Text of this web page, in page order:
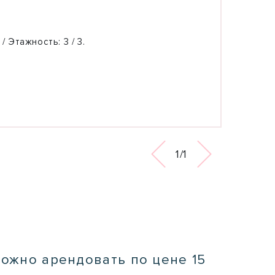
Этажность: 3 / 3.
1/1
арендовать по цене 15